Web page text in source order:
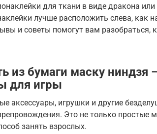
для ткани в виде дракона
лучше расположить слева, как
и советы помогут вам разобраться,
из бумаги маску ниндзя
для игры
аксессуары, игрушки и другие
Это не только простые
занять взрослых.